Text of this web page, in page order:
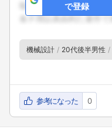
で登録
機械設計 20代後半男性
参考になった 0